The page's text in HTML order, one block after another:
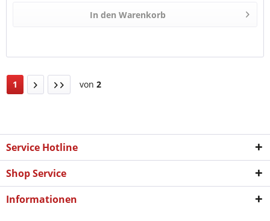
In den Warenkorb
1 von 2
Service Hotline
Shop Service
Informationen